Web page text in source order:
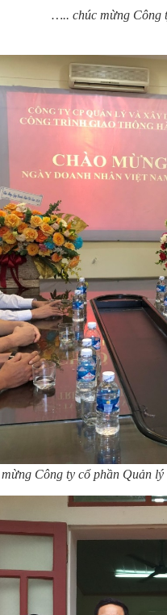
….. chúc mừng Công
Công ty cổ phần Quản